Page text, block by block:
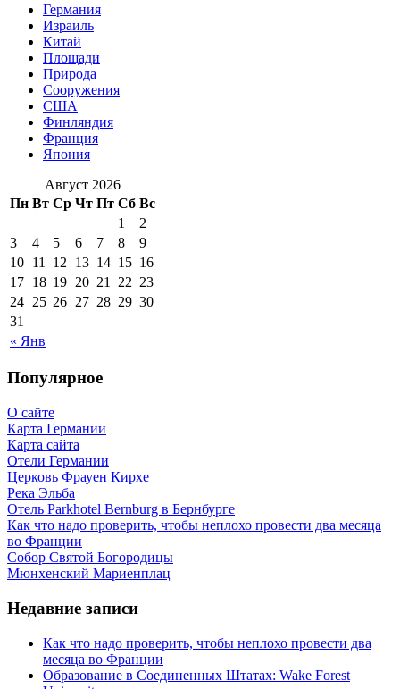
Германия
Израиль
Китай
Площади
Природа
Сооружения
США
Финляндия
Франция
Япония
Август 2026
Пн Вт Ср Чт Пт Сб Вс
« Янв
1
2
3
4 5 6 7 8
9
10 11 12 13 14 15 16
17 18 19 20 21 22 23
24 25 26 27 28 29 30
31
Популярное
О сайте
Карта Германии
Карта сайта
Отели Германии
Церковь Фрауен Кирхе
Река Эльба
Отель Parkhotel Bernburg в Бернбурге
Как что надо проверить, чтобы неплохо провести два месяца
во Франции
Собор Святой Богородицы
Мюнхенский Мариенплац
Недавние записи
Как что надо проверить, чтобы неплохо провести два
месяца во Франции
Образование в Соединенных Штатах: Wake Forest